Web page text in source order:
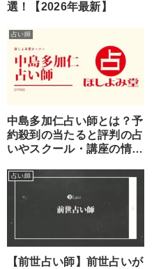
選！【2026年最新】
占い師
中島多加仁占い師とは？予
約殺到の当たると評判の占
いやスクール・講座の情報
占い師
【前世占い師】前世占いが